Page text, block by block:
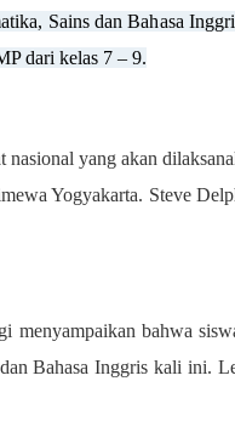
Sains dan Bahasa
dari kelas 7 – 9.
yang akan
Yogyakarta. Steve
bahwa
Bahasa Inggris kali ini.